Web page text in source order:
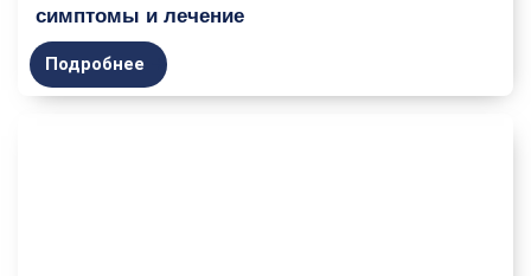
симптомы и лечение
Подробнее